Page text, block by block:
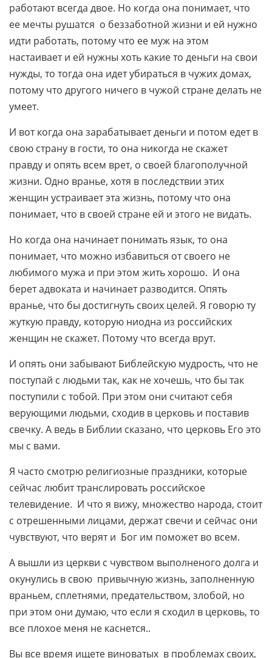
работают всегда двое. Но когда она понимает, что
ее мечты рушатся о беззаботной жизни и ей нужно
идти работать, потому что ее муж на этом
настаивает и ей нужны хоть какие то деньги на свои
нужды, то тогда она идет убираться в чужих домах,
потому что другого ничего в чужой стране делать не
умеет.
И вот когда она зарабатывает деньги и потом едет в
свою страну в гости, то она никогда не скажет
правду и опять всем врет, о своей благополучной
жизни. Одно вранье, хотя в последствии этих
женщин устраивает эта жизнь, потому что она
понимает, что в своей стране ей и этого не видать.
Но когда она начинает понимать язык, то она
понимает, что можно избавиться от своего не
любимого мужа и при этом жить хорошо. И она
берет адвоката и начинает разводится. Опять
вранье, что бы достигнуть своих целей. Я говорю ту
жуткую правду, которую ниодна из российских
женщин не скажет. Потому что всегда врут.
И опять они забывают Библейскую мудрость, что не
поступай с людьми так, как не хочешь, что бы так
поступили с тобой. При этом они считают себя
верующими людьми, сходив в церковь и поставив
свечку. А ведь в Библии сказано, что церковь Его это
мы с вами.
Я часто смотрю религиозные праздники, которые
сейчас любит транслировать российское
телевидение. И что я вижу, множество народа, стоит
с отрешенными лицами, держат свечи и сейчас они
чувствуют, что верят и Бог им поможет во всем.
А вышли из церкви с чувством выполненого долга и
окунулись в свою привычную жизнь, заполненную
враньем, сплетнями, предательством, злобой, но
при этом они думаю, что если я сходил в церковь, то
все плохое меня не каснется..
Вы все время ищете виноватых в проблемах своих,